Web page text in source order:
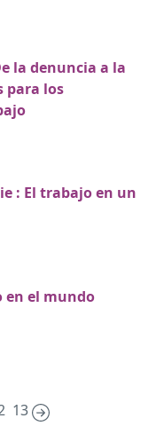
la denuncia a la
para los
: El trabajo en un
en el mundo
13